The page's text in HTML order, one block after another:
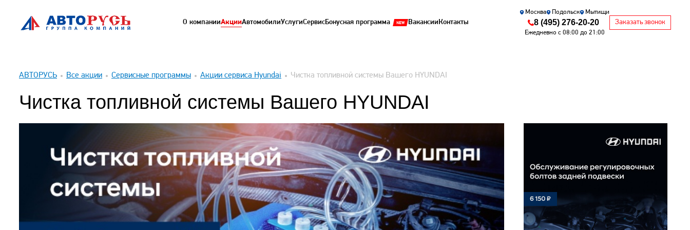
О компанииАкцииАвтомобилиУслугиСервисБонусная программа ВакансииКонтакты
Москва Подольск Мытищи
8 (495) 276-20-20
Ежедневно с 08:00 до 21:00
Заказать звонок
АВТОРУСЬ Все акции Сервисные программы Акции сервиса Hyundai Чистка топливной системы Вашего HYUNDAI
Чистка топливной системы Вашего HYUNDAI